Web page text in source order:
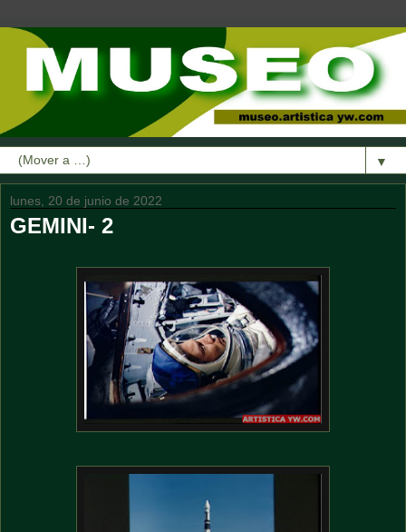
▼
lunes, 20 de junio de 2022
GEMINI- 2